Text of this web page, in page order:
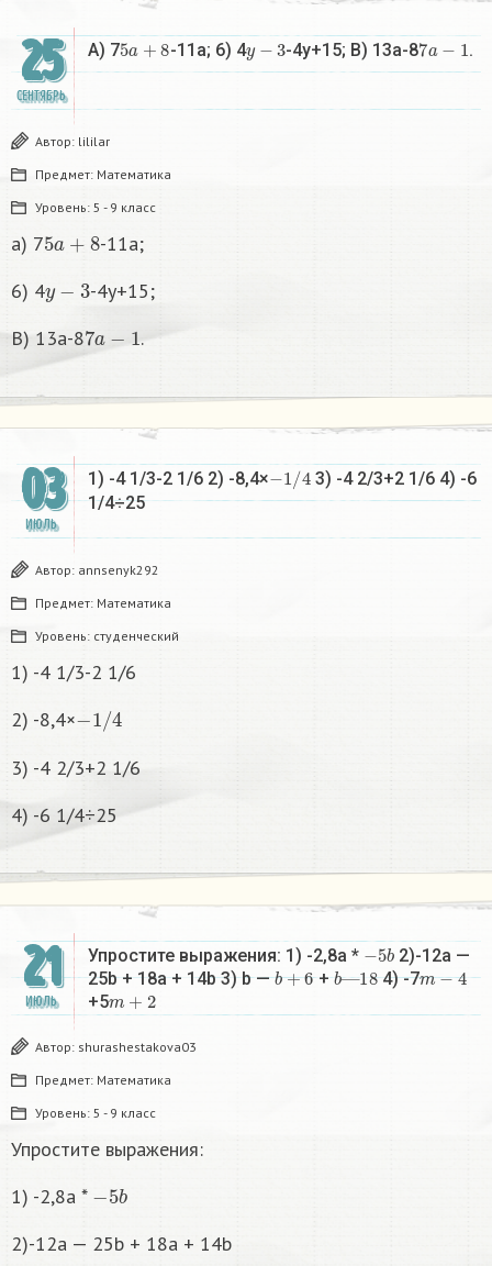
25
СЕНТЯБРЬ
A) 75a +8 -11a; 6) 4y− 3 -4y+15; B) 13a-87a 1 .
Автор: lililar
Предмет: Математика
Уровень: 5 - 9 класс
a) 75
-11a;
6) 4
-4y+15;
B) 13a-87 .
03
ИЮЛЬ
1) -4 1/3-2 1/6 2) -8,4×− 1 4 3) -4 2/3+2 1/6 4) -6
1/4÷25
Автор: annsenyk292
Предмет: Математика
Уровень: студенческий
1) -4 1/3-2 1/6
2) -8,4×
1/ 4
3) -4 2/3+2 1/6
4) -6 1/4÷25
21
ИЮЛЬ
Упростите выражения: 1) -2,8а * − 5b 2)-12а —
25b + 18a + 14b 3) b —b +6 +b—
18 4) -7 m−4
+5m 2
Автор: shurashestakova03
Предмет: Математика
Уровень: 5 - 9 класс
Упростите выражения:
1) -2,8а *
5b
2)-12а — 25b + 18a + 14b